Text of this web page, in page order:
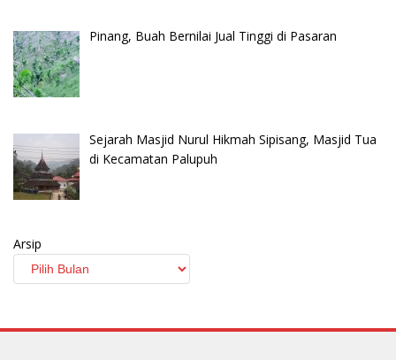
Pinang, Buah Bernilai Jual Tinggi di Pasaran
Sejarah Masjid Nurul Hikmah Sipisang, Masjid Tua
di Kecamatan Palupuh
Arsip